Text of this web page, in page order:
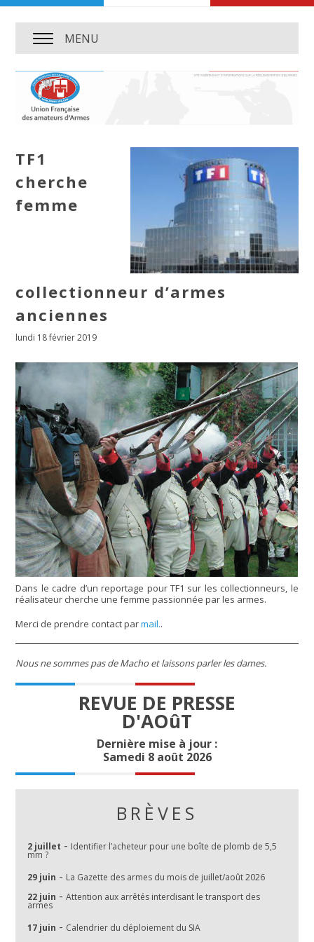
MENU
TF1
cherche
femme
collectionneur d’armes
anciennes
lundi 18 février 2019
Dans le cadre d’un reportage pour TF1 sur les collectionneurs, le
réalisateur cherche une femme passionnée par les armes.
Merci de prendre contact parmail..
Nous ne sommes pas de Macho et laissons parler les dames.
REVUE DE PRESSE
D'AOûT
Dernière mise à jour :
Samedi 8 août 2026
BRÈVES
2 juillet - Identifier l’acheteur pour une boîte de plomb de 5,5
mm ?
29 juin - La Gazette des armes du mois de juillet/août 2026
22 juin -Attention aux arrêtés interdisant le transport des
armes
17 juin - Calendrier du déploiement du SIA